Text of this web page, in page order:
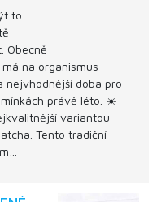
to
Obecně
na organismus
nejvhodnější doba pro
právě léto. ☀️
variantou
Tento tradiční